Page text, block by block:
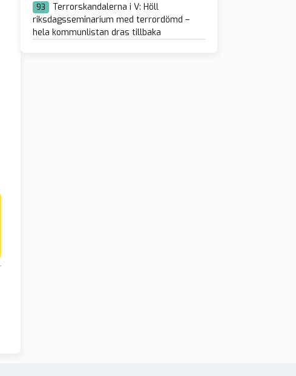
93
Terrorskandalerna i V: Höll
riksdagsseminarium med terrordömd –
hela kommunlistan dras tillbaka